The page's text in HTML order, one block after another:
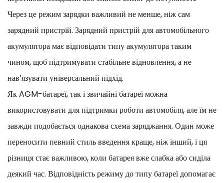
Через це режим зарядки важливий не менше, ніж сам
зарядний пристрій. Зарядний пристрій для автомобільного
акумулятора має відповідати типу акумулятора таким
чином, щоб підтримувати стабільне відновлення, а не
нав’язувати універсальний підхід.
Як AGM-батареї, так і звичайні батареї можна
використовувати для підтримки роботи автомобіля, але їм не
завжди подобається однакова схема заряджання. Один може
переносити певний стиль введення краще, ніж інший, і ця
різниця стає важливою, коли батарея вже слабка або сиділа
деякий час. Відповідність режиму до типу батареї допомагає